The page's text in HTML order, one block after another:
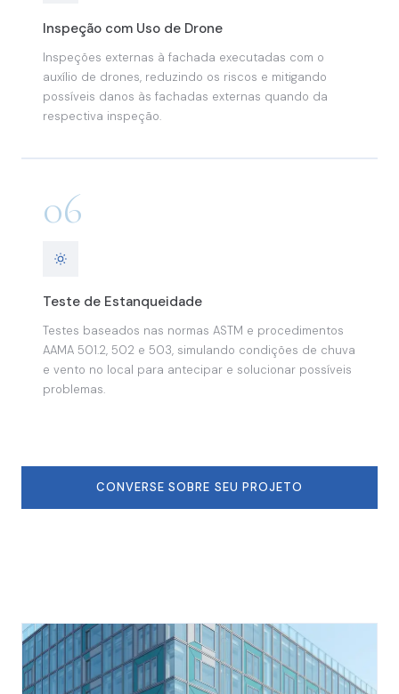
Inspeção com Uso de Drone
Inspeções externas à fachada executadas com o
auxílio de drones, reduzindo os riscos e mitigando
possíveis danos às fachadas externas quando da
respectiva inspeção.
06
Teste de Estanqueidade
Testes baseados nas normas ASTM e procedimentos
AAMA 501.2, 502 e 503, simulando condições de chuva
e vento no local para antecipar e solucionar possíveis
problemas.
CONVERSE SOBRE SEU PROJETO